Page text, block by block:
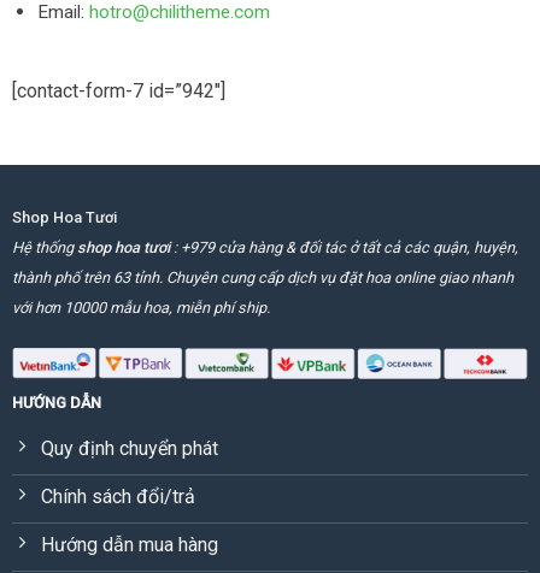
Email: hotro@chilitheme.com
[contact-form-7 id=”942″]
Shop Hoa Tươi
Hệ thống shop hoa tươi: +979 cửa hàng & đối tác ở tất cả các quận, huyện,
thành phố trên 63 tỉnh. Chuyên cung cấp dịch vụ đặt hoa online giao nhanh
với hơn 10000 mẫu hoa, miễn phí ship.
HƯỚNG DẪN
Quy định chuyển phát
Chính sách đổi/trả
Hướng dẫn mua hàng